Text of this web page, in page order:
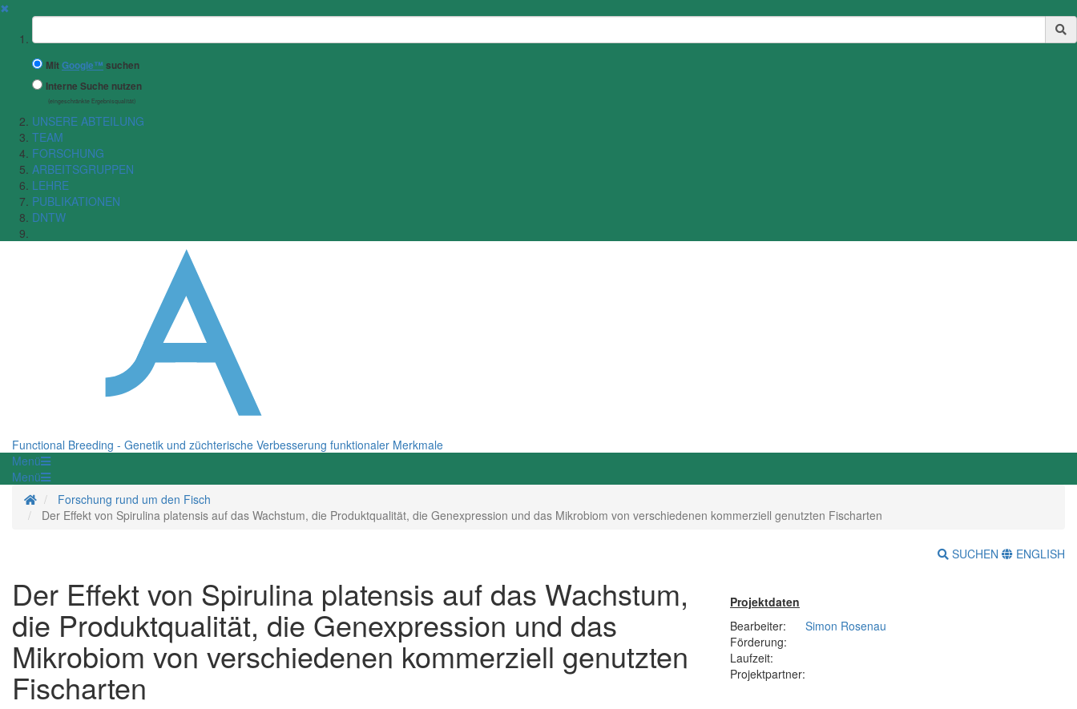
✖
Suchbegriff
MitGoogle™ suchen
Interne Suche nutzen
(eingeschränkte Ergebnisqualität)
UNSERE ABTEILUNG
TEAM
FORSCHUNG
ARBEITSGRUPPEN
LEHRE
PUBLIKATIONEN
DNTW
Functional Breeding - Genetik und züchterische Verbesserung funktionaler Merkmale
Menü
Menü
StartseiteForschung rund um den Fisch
Der Effekt von Spirulina platensis auf das Wachstum, die Produktqualität, die Genexpression und das Mikrobiom von verschiedenen kommerziell genutzten Fischarten
SUCHEN ENGLISH
Der Effekt von Spirulina platensis auf das Wachstum,
die Produktqualität, die Genexpression und das
Mikrobiom von verschiedenen kommerziell genutzten
Fischarten
Projektdaten
Bearbeiter:
Simon Rosenau
Förderung:
Laufzeit:
Projektpartner: